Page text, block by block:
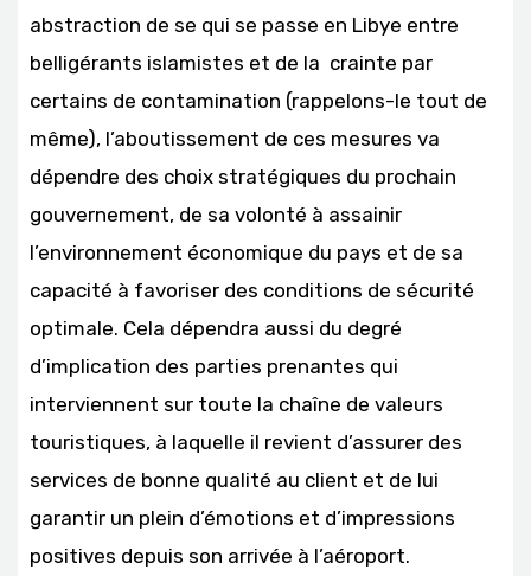
abstraction de se qui se passe en Libye entre
belligérants islamistes et de la crainte par
certains de contamination (rappelons-le tout de
même), l’aboutissement de ces mesures va
dépendre des choix stratégiques du prochain
gouvernement, de sa volonté à assainir
l’environnement économique du pays et de sa
capacité à favoriser des conditions de sécurité
optimale. Cela dépendra aussi du degré
d’implication des parties prenantes qui
interviennent sur toute la chaîne de valeurs
touristiques, à laquelle il revient d’assurer des
services de bonne qualité au client et de lui
garantir un plein d’émotions et d’impressions
positives depuis son arrivée à l’aéroport.